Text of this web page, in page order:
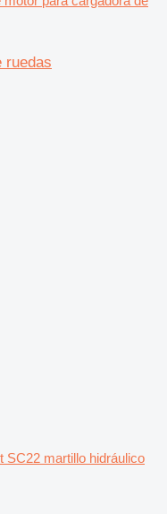
ruedas
SC22 martillo hidráulico